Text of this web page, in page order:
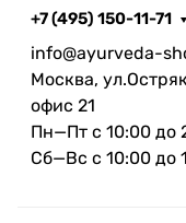
+7 (495) 150-11-71
info@ayurveda-
Москва,
офис 21
Пн—Пт с 10:00 до
Сб—Вс с 10:00 до